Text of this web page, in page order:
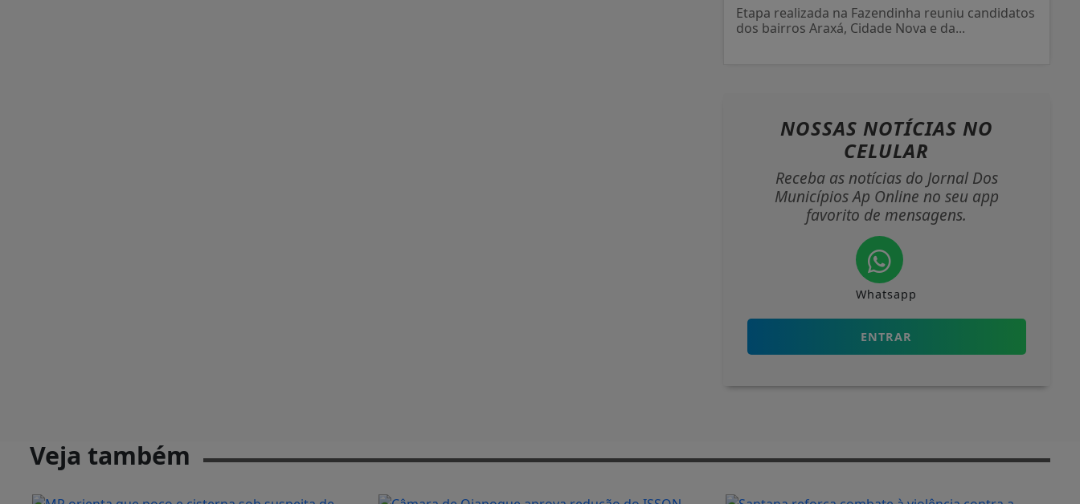
Etapa realizada na Fazendinha reuniu candidatos
dos bairros Araxá, Cidade Nova e da...
NOSSAS NOTÍCIAS NO
CELULAR
Receba as notícias do Jornal Dos
Municípios Ap Online no seu app
favorito de mensagens.
Whatsapp
ENTRAR
Veja também